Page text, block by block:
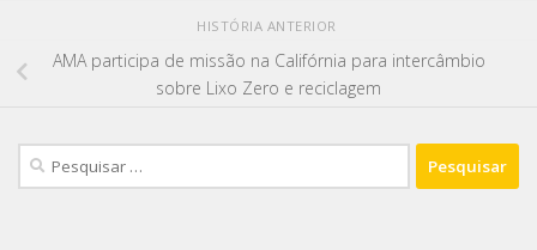
HISTÓRIA ANTERIOR
AMA participa de missão na Califórnia para intercâmbio
sobre Lixo Zero e reciclagem